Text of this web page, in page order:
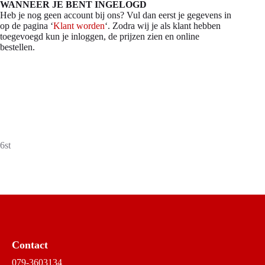
WANNEER JE BENT INGELOGD
Heb je nog geen account bij ons? Vul dan eerst je gegevens in
op de pagina ‘Klant worden‘. Zodra wij je als klant hebben
toegevoegd kun je inloggen, de prijzen zien en online
bestellen.
6st
Contact
079-3603134